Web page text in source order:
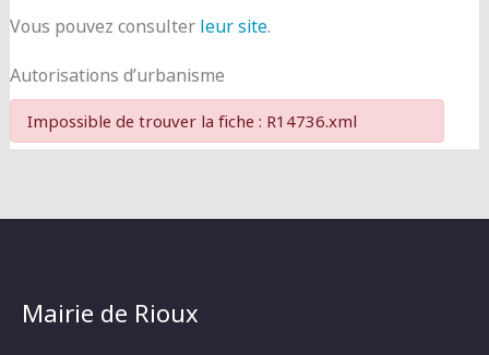
Vous pouvez consulter leur site.
Autorisations d’urbanisme
Impossible de trouver la fiche : R14736.xml
Mairie de Rioux